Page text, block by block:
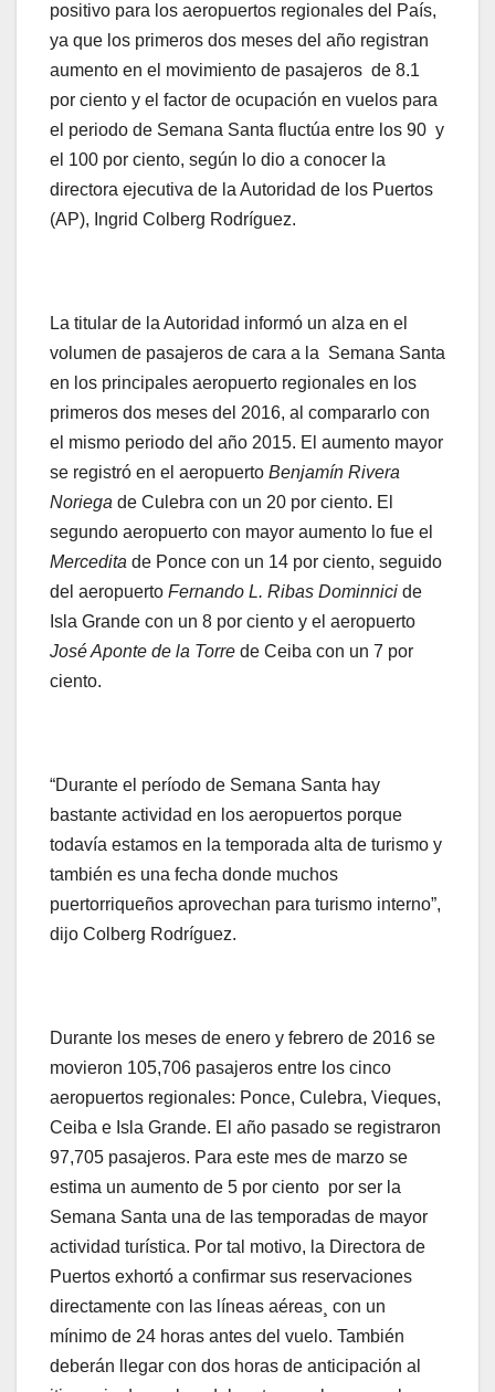
positivo para los aeropuertos regionales del País,
ya que los primeros dos meses del año registran
aumento en el movimiento de pasajeros de 8.1
por ciento y el factor de ocupación en vuelos para
el periodo de Semana Santa fluctúa entre los 90 y
el 100 por ciento, según lo dio a conocer la
directora ejecutiva de la Autoridad de los Puertos
(AP), Ingrid Colberg Rodríguez.
La titular de la Autoridad informó un alza en el
volumen de pasajeros de cara a la Semana Santa
en los principales aeropuerto regionales en los
primeros dos meses del 2016, al compararlo con
el mismo periodo del año 2015. El aumento mayor
se registró en el aeropuerto Benjamín Rivera
Noriega de Culebra con un 20 por ciento. El
segundo aeropuerto con mayor aumento lo fue el
Mercedita de Ponce con un 14 por ciento, seguido
del aeropuerto Fernando L. Ribas Dominnici de
Isla Grande con un 8 por ciento y el aeropuerto
José Aponte de la Torre de Ceiba con un 7 por
ciento.
“Durante el período de Semana Santa hay
bastante actividad en los aeropuertos porque
todavía estamos en la temporada alta de turismo y
también es una fecha donde muchos
puertorriqueños aprovechan para turismo interno”,
dijo Colberg Rodríguez.
Durante los meses de enero y febrero de 2016 se
movieron 105,706 pasajeros entre los cinco
aeropuertos regionales: Ponce, Culebra, Vieques,
Ceiba e Isla Grande. El año pasado se registraron
97,705 pasajeros. Para este mes de marzo se
estima un aumento de 5 por ciento por ser la
Semana Santa una de las temporadas de mayor
actividad turística. Por tal motivo, la Directora de
Puertos exhortó a confirmar sus reservaciones
directamente con las líneas aéreas¸ con un
mínimo de 24 horas antes del vuelo. También
deberán llegar con dos horas de anticipación al